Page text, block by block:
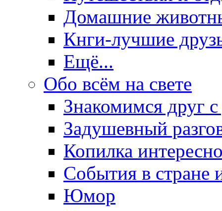
Домашние
Кнги-лучшие
Ещё...
Обо всём на свете
Знакомимся друг
Задушевный
Копилка
События в стране
Юмор